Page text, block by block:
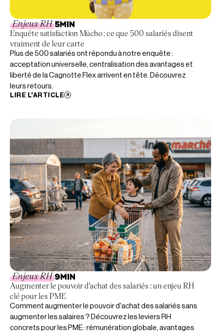
Enjeux RH 5MIN
Enquête satisfaction Mūcho : ce que 500 salariés disent
vraiment de leur carte
Plus de 500 salariés ont répondu à notre enquête :
acceptation universelle, centralisation des avantages et
liberté de la Cagnotte Flex arrivent en tête. Découvrez
leurs retours.
LIRE L'ARTICLE
Enjeux RH 9MIN
Augmenter le pouvoir d'achat des salariés : un enjeu RH
clé pour les PME
Comment augmenter le pouvoir d'achat des salariés sans
augmenter les salaires ? Découvrez les leviers RH
concrets pour les PME : rémunération globale, avantages